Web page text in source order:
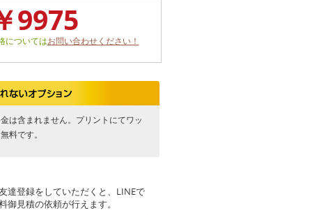
9975
についてはお問い合わせください！
は含まれません。プリントにてワッ
料です。
達登録をしていただくと、LINEで
御見積の依頼が行えます。